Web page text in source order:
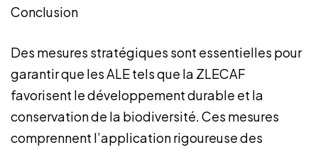
Conclusion
Des mesures stratégiques sont essentielles pour
garantir que les ALE tels que la ZLECAF
favorisent le développement durable et la
conservation de la biodiversité. Ces mesures
comprennent l’application rigoureuse des